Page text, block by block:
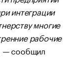
интеграции
многие
рабочие
— сообщил